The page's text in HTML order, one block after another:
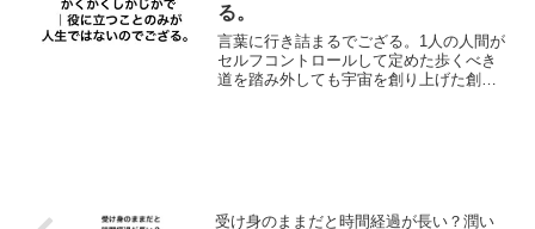
る。
言葉に行き詰まるでござる。1人の人間が
セルフコントロールして定めた歩くべき
道を踏み外しても宇宙を創り上げた創造
受け身のままだと時間経過が長い？潤い